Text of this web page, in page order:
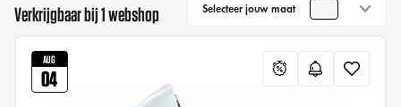
Verkrijgbaar bij 1 webshop Selecteer jouw maat
AUG
04